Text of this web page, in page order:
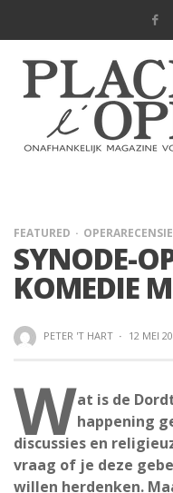
FEATURED OPERARECENSIE
SYNODE-
KOMEDIE
PETER 'T HART · 12 MEI
Wat is de
happening
discussies en
vraag of je deze
willen herdenken.